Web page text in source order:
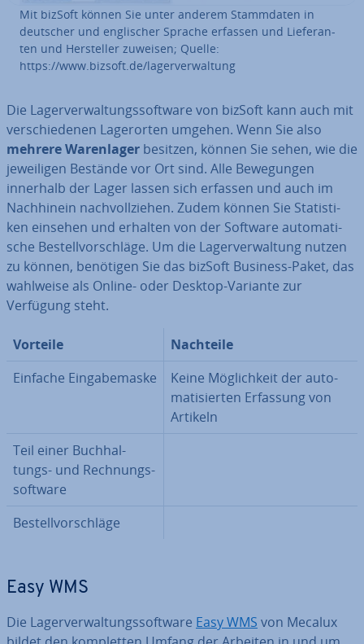
Mit bizSoft können Sie unter anderem Stamm­da­ten in
deutscher und eng­li­scher Sprache erfassen und Lie­fe­ran­
ten und Her­stel­ler zuweisen; Quelle:
https://www.bizsoft.de/la­ger­ver­wal­tung
Die La­ger­ver­wal­tungs­soft­ware von bizSoft kann auch mit
ver­schie­de­nen La­ge­r­or­ten umgehen. Wenn Sie also
mehrere Wa­ren­la­ger besitzen, können Sie sehen, wie die
je­wei­li­gen Bestände vor Ort sind. Alle Be­we­gun­gen
innerhalb der Lager lassen sich erfassen und auch im
Nach­hin­ein nach­voll­zie­hen. Zudem können Sie Sta­tis­ti­
ken einsehen und erhalten von der Software au­to­ma­ti­
sche Be­stell­vor­schlä­ge. Um die La­ger­ver­wal­tung nutzen
zu können, benötigen Sie das bizSoft Business-Paket, das
wahlweise als Online- oder Desktop-Variante zur
Verfügung steht.
Vorteile
Nachteile
Einfache Ein­ga­be­mas­ke
Keine Mög­lich­keit der au­to­
ma­ti­sier­ten Erfassung von
Artikeln
Teil einer Buch­hal­
tungs- und Rech­nungs­
soft­ware
Be­stell­vor­schlä­ge
Easy WMS
Die La­ger­ver­wal­tungs­soft­ware Easy WMS von Mecalux